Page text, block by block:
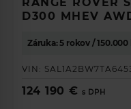
D300 MHEV
Záruka: 5 rokov /
VIN:
124 190 € s DPH